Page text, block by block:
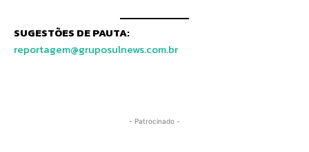
SUGESTÕES DE PAUTA:
reportagem@gruposulnews.com.br
- Patrocinado -